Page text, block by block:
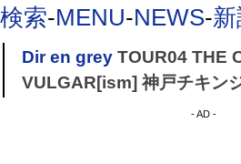
検索-MENU-NEWS-
Dir en greyTOUR04 THE
VULGAR[ism] 神戸チキン
- AD -